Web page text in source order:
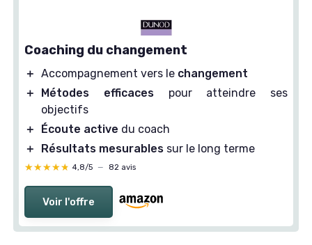
Coaching du changement
＋ Accompagnement vers le changement
＋
Métodes efficacespour atteindre ses
objectifs
＋
Écoute active du coach
＋
Résultats mesurables sur le long terme
★★★★★
★★★★★ 4,8/5 — 82 avis
Voir l'offre